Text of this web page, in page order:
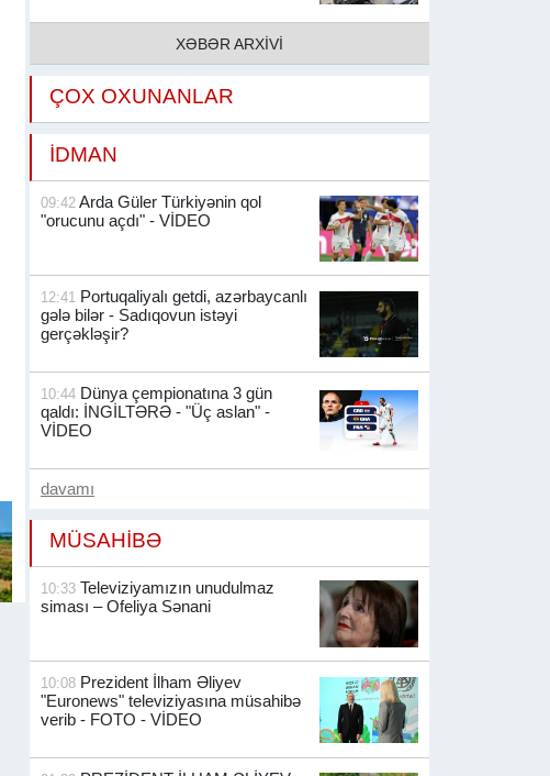
XƏBƏR ARXİVİ
ÇOX OXUNANLAR
İDMAN
09:42 Arda Güler Türkiyənin qol
"orucunu açdı" - VİDEO
12:41 Portuqaliyalı getdi, azərbaycanlı
gələ bilər - Sadıqovun istəyi
gerçəkləşir?
10:44 Dünya çempionatına 3 gün
qaldı: İNGİLTƏRƏ - "Üç aslan" -
VİDEO
davamı
MÜSAHİBƏ
10:33 Televiziyamızın unudulmaz
siması – Ofeliya Sənani
10:08 Prezident İlham Əliyev
"Euronews" televiziyasına müsahibə
verib - FOTO - VİDEO